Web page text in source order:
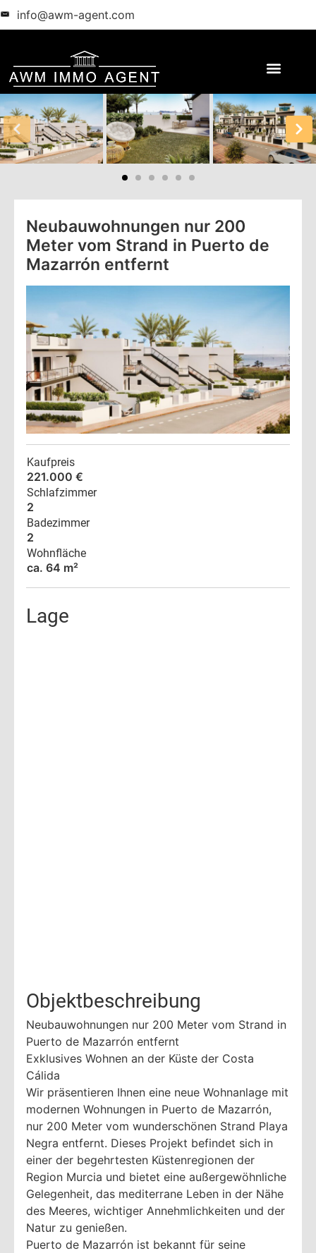
info@awm-agent.com
Neubauwohnungen nur 200
Meter vom Strand in Puerto de
Mazarrón entfernt
Kaufpreis
221.000 €
Schlafzimmer
2
Badezimmer
2
Wohnfläche
ca. 64 m²
Lage
Objektbeschreibung
Neubauwohnungen nur 200 Meter vom Strand in
Puerto de Mazarrón entfernt
Exklusives Wohnen an der Küste der Costa
Cálida
Wir präsentieren Ihnen eine neue Wohnanlage mit
modernen Wohnungen in Puerto de Mazarrón,
nur 200 Meter vom wunderschönen Strand Playa
Negra entfernt. Dieses Projekt befindet sich in
einer der begehrtesten Küstenregionen der
Region Murcia und bietet eine außergewöhnliche
Gelegenheit, das mediterrane Leben in der Nähe
des Meeres, wichtiger Annehmlichkeiten und der
Natur zu genießen.
Puerto de Mazarrón ist bekannt für seine